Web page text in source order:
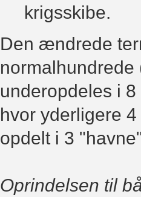
krigsskibe.
Den ændrede
underopdeles i
hvor yderligere
opdelt i 3
Oprindelsen til